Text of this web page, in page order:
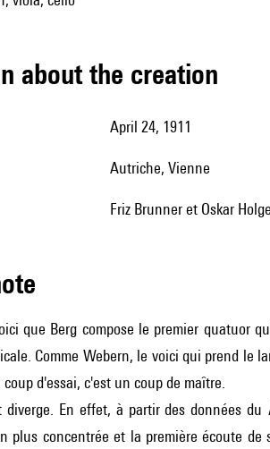
about the creation
April 24, 1911
Autriche, Vienne
Friz Brunner et Oskar
que Berg compose le premier quatuor
Comme Webern, le voici qui prend le
d'essai, c'est un coup de maître.
En effet, à partir des données du
plus concentrée et la première écoute de